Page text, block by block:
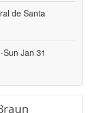
de Santa
Jan 31